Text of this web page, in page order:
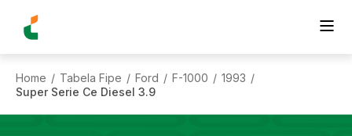
Home / Tabela Fipe / Ford / F-1000 / 1993 /
Super Serie Ce Diesel 3.9